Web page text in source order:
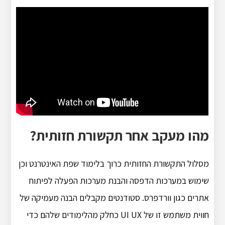
מהו מעקב אחר תקשורת חזותית?
מסלול התקשורת החזותית כרוך בלימוד שפת האינטרנט וכן
שימוש במערכות הדפסה והבנת מערכות הפעלה לפיתוח
אתרים כגון וורדפרס. סטודנטים מקבלים הבנה מעמיקה של
חווית משתמש זו של UI UX כחלק מהלימודים שלהם כדי